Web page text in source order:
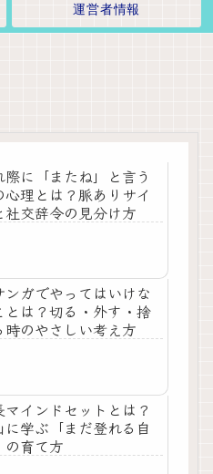
運営者情報
際に「またね」と言う
心理とは？脈ありサイ
社交辞令の見分け方
ンガでやってはいけな
とは？切る・外す・捨
時のやさしい考え方
マインドセットとは？
に学ぶ「まだ登れる自
の育て方